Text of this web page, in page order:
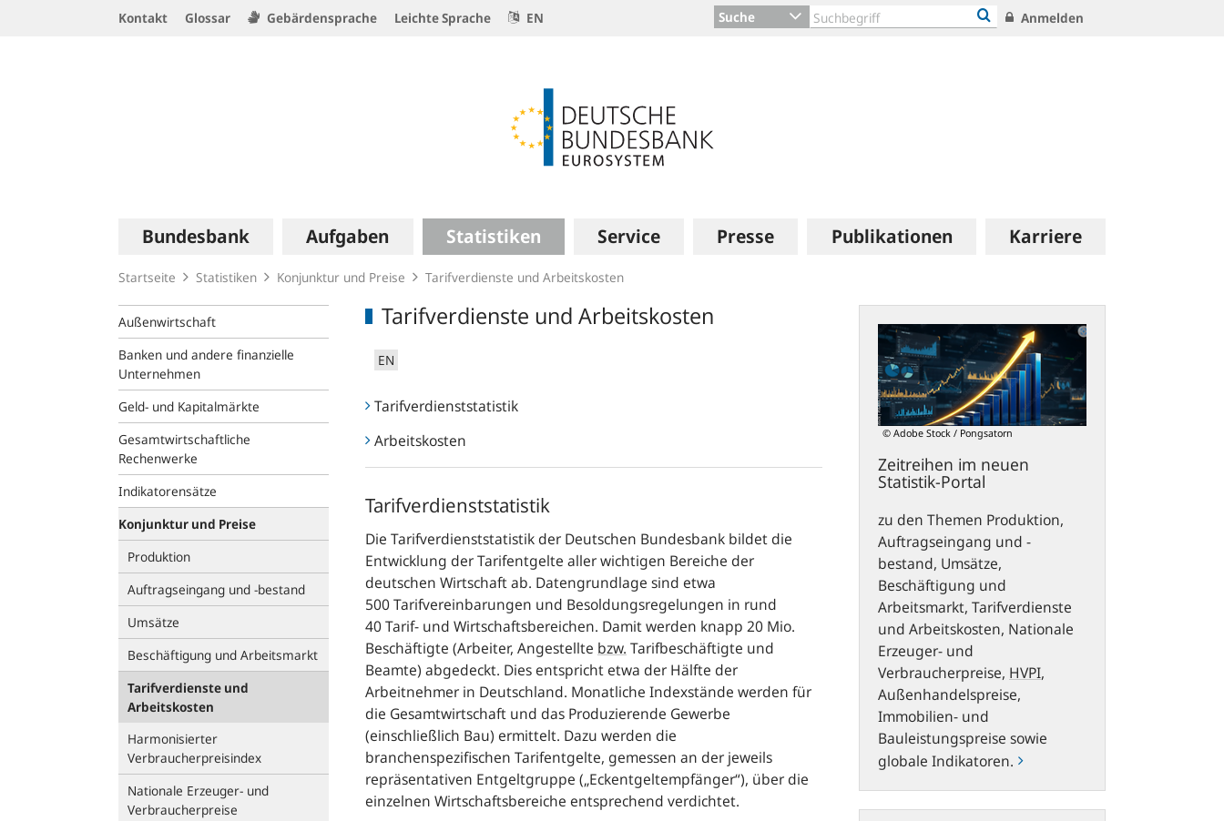
Kontakt Glossar Gebärdensprache Leichte Sprache EN Suche Anmelden
Hauptnavigation
Bundesbank Aufgaben Statistiken Service Presse Publikationen Karriere
Startseite Statistiken Konjunktur und Preise Tarifverdienste und Arbeitskosten
Außenwirtschaft
Banken und andere finanzielle
Unternehmen
Geld- und Kapitalmärkte
Gesamtwirtschaftliche
Rechenwerke
Indikatorensätze
Konjunktur und Preise
Produktion
Auftragseingang und -bestand
Umsätze
Beschäftigung und Arbeitsmarkt
Tarifverdienste und
Arbeitskosten
Harmonisierter
Verbraucherpreisindex
Nationale Erzeuger- und
Verbraucherpreise
Tarifverdienste und Arbeitskosten
EN
Tarifverdienststatistik
Arbeitskosten
Tarifverdienststatistik
Die Tarifverdienststatistik der Deutschen Bundesbank bildet die
Entwicklung der Tarifentgelte aller wichtigen Bereiche der
deutschen Wirtschaft ab. Datengrundlage sind etwa
500 Tarifvereinbarungen und Besoldungsregelungen in rund
40 Tarif- und Wirtschaftsbereichen. Damit werden knapp 20 Mio.
Beschäftigte (Arbeiter, Angestellte bzw. Tarifbeschäftigte und
Beamte) abgedeckt. Dies entspricht etwa der Hälfte der
Arbeitnehmer in Deutschland. Monatliche Indexstände werden für
die Gesamtwirtschaft und das Produzierende Gewerbe
(einschließlich Bau) ermittelt. Dazu werden die
branchenspezifischen Tarifentgelte, gemessen an der jeweils
repräsentativen Entgeltgruppe („Eckentgeltempfänger“), über die
einzelnen Wirtschaftsbereiche entsprechend verdichtet.
© Adobe Stock / Pongsatorn
Zeitreihen im neuen
Statistik-Portal
zu den Themen Produktion,
Auftragseingang und -
bestand, Umsätze,
Beschäftigung und
Arbeitsmarkt, Tarifverdienste
und Arbeitskosten, Nationale
Erzeuger- und
Verbraucherpreise, HVPI,
Außenhandelspreise,
Immobilien- und
Bauleistungspreise sowie
globale Indikatoren.
neuen
Statistik-
Portal